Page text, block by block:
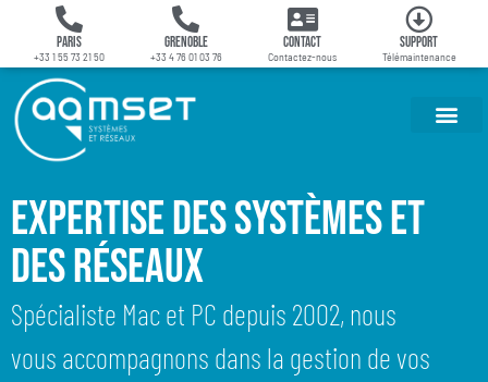
Paris
+33 1 55 73 21 50
Grenoble
+33 4 76 01 03 76
Contact
Contactez-nous
Support
Télémaintenance
Systèmes et des
Réseaux
Expertise des Systèmes et
des Réseaux
Spécialiste Mac et PC depuis 2002, nous
vous accompagnons dans la gestion de vos